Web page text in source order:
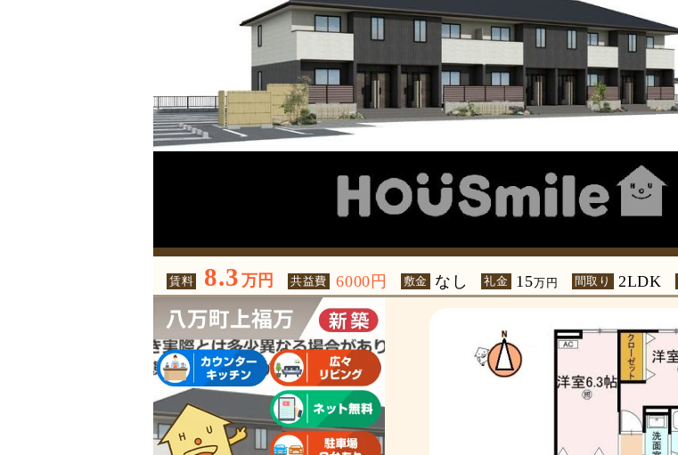
賃料 8.3 万円 共益費 6000円 敷金 なし 礼金 15万円 間取り 2LDK